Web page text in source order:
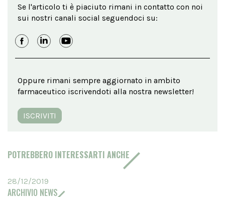
Se l'articolo ti è piaciuto rimani in contatto con noi
sui nostri canali social seguendoci su:
Oppure rimani sempre aggiornato in ambito
farmaceutico iscrivendoti alla nostra newsletter!
ISCRIVITI
POTREBBERO INTERESSARTI ANCHE
28/12/2019
ARCHIVIO NEWS